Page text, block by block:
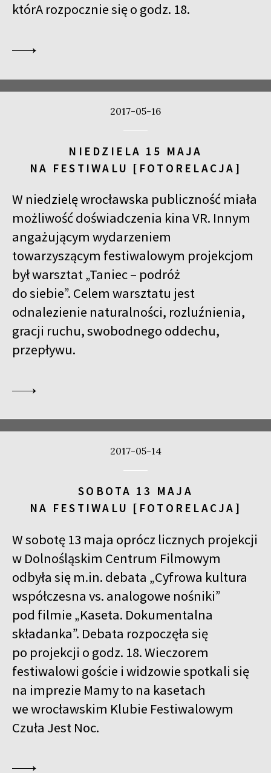
którA rozpocznie się o godz. 18.
2017-05-16
NIEDZIELA 15 MAJA
NA FESTIWALU [FOTORELACJA]
W niedzielę wrocławska publiczność miała
możliwość doświadczenia kina VR. Innym
angażującym wydarzeniem
towarzyszącym festiwalowym projekcjom
był warsztat „Taniec – podróż
do siebie”. Celem warsztatu jest
odnalezienie naturalności, rozluźnienia,
gracji ruchu, swobodnego oddechu,
przepływu.
2017-05-14
SOBOTA 13 MAJA
NA FESTIWALU [FOTORELACJA]
W sobotę 13 maja oprócz licznych projekcji
w Dolnośląskim Centrum Filmowym
odbyła się m.in. debata „Cyfrowa kultura
współczesna vs. analogowe nośniki”
pod filmie „Kaseta. Dokumentalna
składanka”. Debata rozpoczęła się
po projekcji o godz. 18. Wieczorem
festiwalowi goście i widzowie spotkali się
na imprezie Mamy to na kasetach
we wrocławskim Klubie Festiwalowym
Czuła Jest Noc.